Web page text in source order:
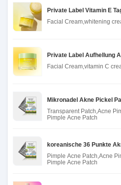
Private Label Vitamin E
Facial Cream,whitening
Private Label Aufhellung
Facial Cream,vitamin C
Mikronadel Akne Pickel
Transparent Patch,Acne
Pimple Acne Patch
koreanische 36 Punkte
Pimple Acne Patch,Acne
Pimple Acne Patch